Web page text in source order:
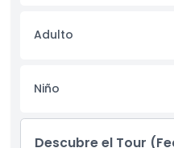
conocimientos fascinantes
cultura pop de la ciudad.
Boulevard o relajarse junto
ofrece la libertad de crear
divertida, flexible y
Adulto
Niño
Descubre el Tour